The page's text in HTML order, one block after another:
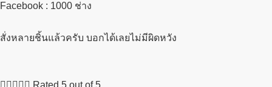
Facebook : 1000 ช่าง
สั่งหลายชิ้นแล้วครับ บอกได้เลยไม่มีผิดหวัง